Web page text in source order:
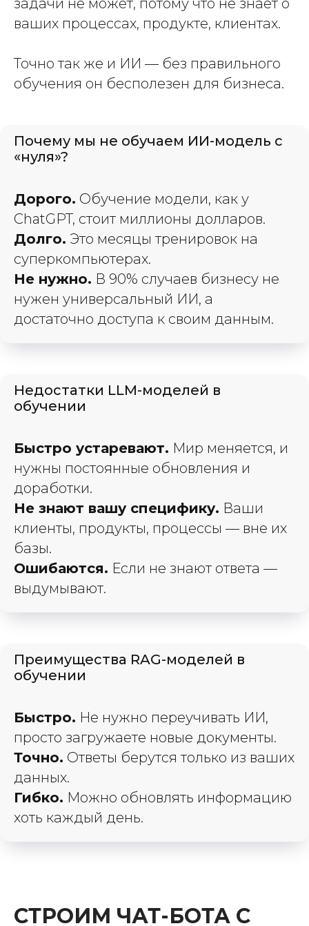
задачи не может, потому что не знает о
ваших процессах, продукте, клиентах.
Точно так же и ИИ — без правильного
обучения он бесполезен для бизнеса.
Почему мы не обучаем ИИ-модель с
«нуля»?
Дорого. Обучение модели, как у
ChatGPT, стоит миллионы долларов.
Долго. Это месяцы тренировок на
суперкомпьютерах.
Не нужно. В 90% случаев бизнесу не
нужен универсальный ИИ, а
достаточно доступа к своим данным.
Недостатки LLM-моделей в
обучении
Быстро устаревают. Мир меняется, и
нужны постоянные обновления и
доработки.
Не знают вашу специфику. Ваши
клиенты, продукты, процессы — вне их
базы.
Ошибаются. Если не знают ответа —
выдумывают.
Преимущества RAG-моделей в
обучении
Быстро. Не нужно переучивать ИИ,
просто загружаете новые документы.
Точно. Ответы берутся только из ваших
данных.
Гибко. Можно обновлять информацию
хоть каждый день.
СТРОИМ ЧАТ-БОТА С